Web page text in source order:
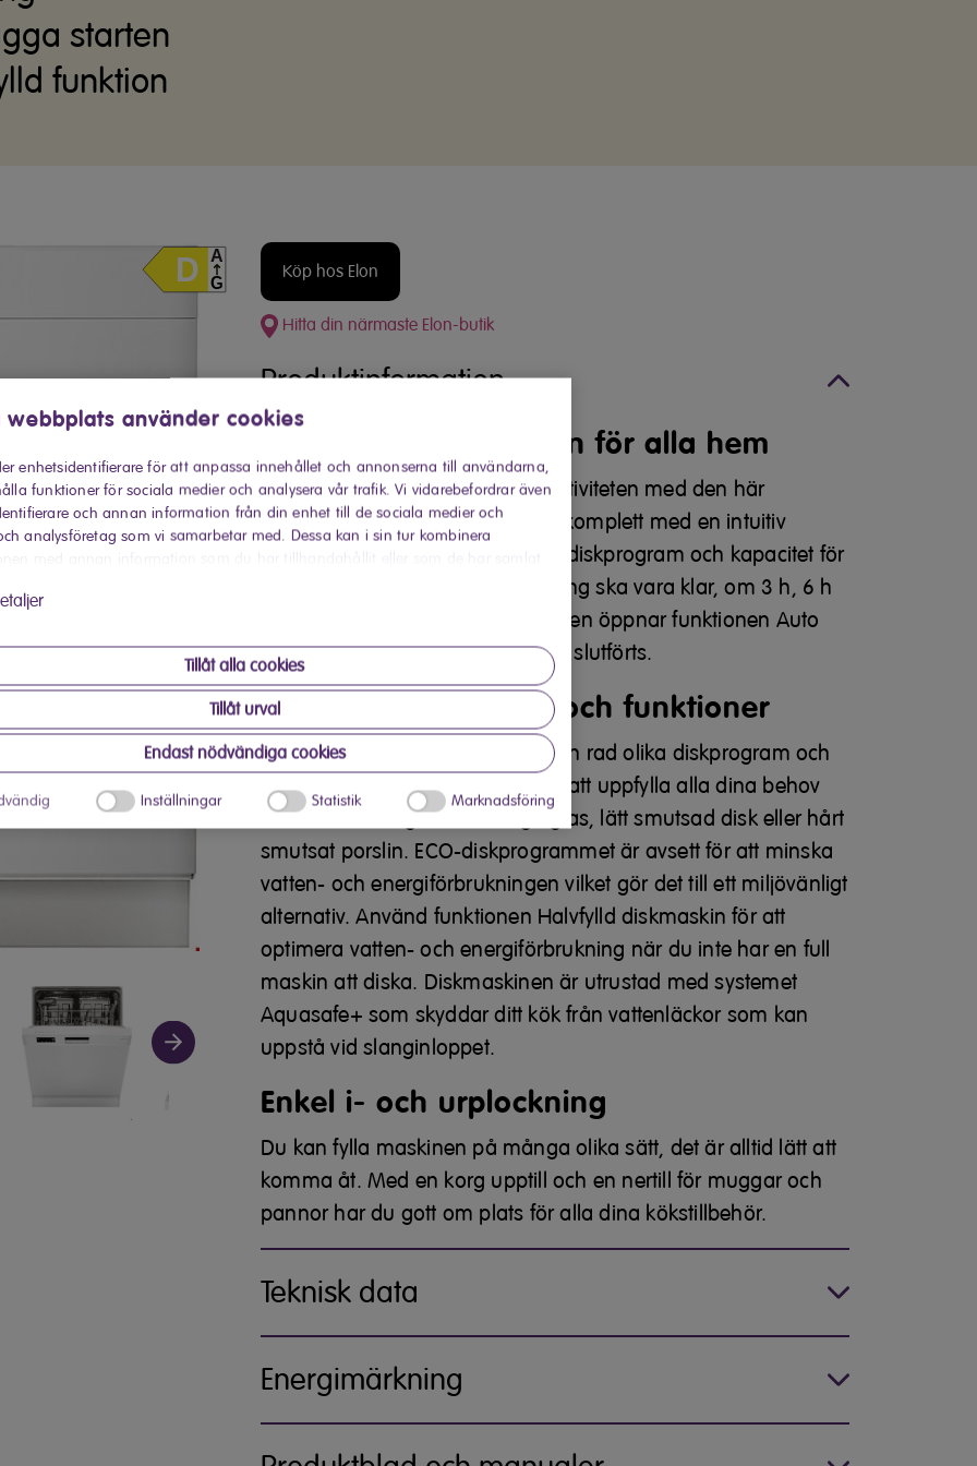
webbplats använder cookies
enhetsidentifierare för att anpassa innehållet och annonserna till användarna,
funktioner för sociala medier och analysera vår trafik. Vi vidarebefordrar även
och annan information från din enhet till de sociala medier och
analysföretag som vi samarbetar med. Dessa kan i sin tur kombinera
med annan information som du har tillhandahållit eller som de har samlat
Tillåt alla cookies
Tillåt urval
Endast nödvändiga cookies
Inställningar Statistik Marknadsföring
starten
funktion
Köp hos Elon
Hitta din närmaste Elon-butik
Produktinformation
En modern diskmaskin för alla hem
Upplev bekvämligheten och effektiviteten med den här
användarvänliga diskmaskinen, komplett med en intuitiv
kontrollpanel. Den har 6 valbara diskprogram och kapacitet för
14 kuvert. Du kan välja när diskning ska vara klar, om 3 h, 6 h
eller 9 h. För att förbättra torkningen öppnar funktionen Auto
öppen luckan när diskningen har slutförts.
Smarta diskprogram och funktioner
Den här diskmaskinen erbjuder en rad olika diskprogram och
inställningar och är designad för att uppfylla alla dina behov
oavsett om det gäller ömtåliga glas, lätt smutsad disk eller hårt
smutsat porslin. ECO-diskprogrammet är avsett för att minska
vatten- och energiförbrukningen vilket gör det till ett miljövänligt
alternativ. Använd funktionen Halvfylld diskmaskin för att
optimera vatten- och energiförbrukning när du inte har en full
maskin att diska. Diskmaskinen är utrustad med systemet
Aquasafe+ som skyddar ditt kök från vattenläckor som kan
uppstå vid slanginloppet.
Enkel i- och urplockning
Du kan fylla maskinen på många olika sätt, det är alltid lätt att
komma åt. Med en korg upptill och en nertill för muggar och
pannor har du gott om plats för alla dina kökstillbehör.
Teknisk data
Energimärkning